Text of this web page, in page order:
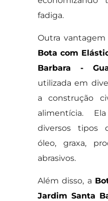
fadiga.
Outra
Bota com
Barbara -
utilizada em
a construção
alimentícia.
diversos tipos
óleo, graxa,
abrasivos.
Além disso, a
Jardim Santa